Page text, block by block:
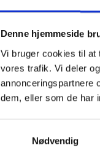
Denne hjemmeside
Vi bruger cookies til at
vores trafik. Vi deler
annonceringspartnere
dem, eller som de har
Nødvendig
P250GH / 1.0460